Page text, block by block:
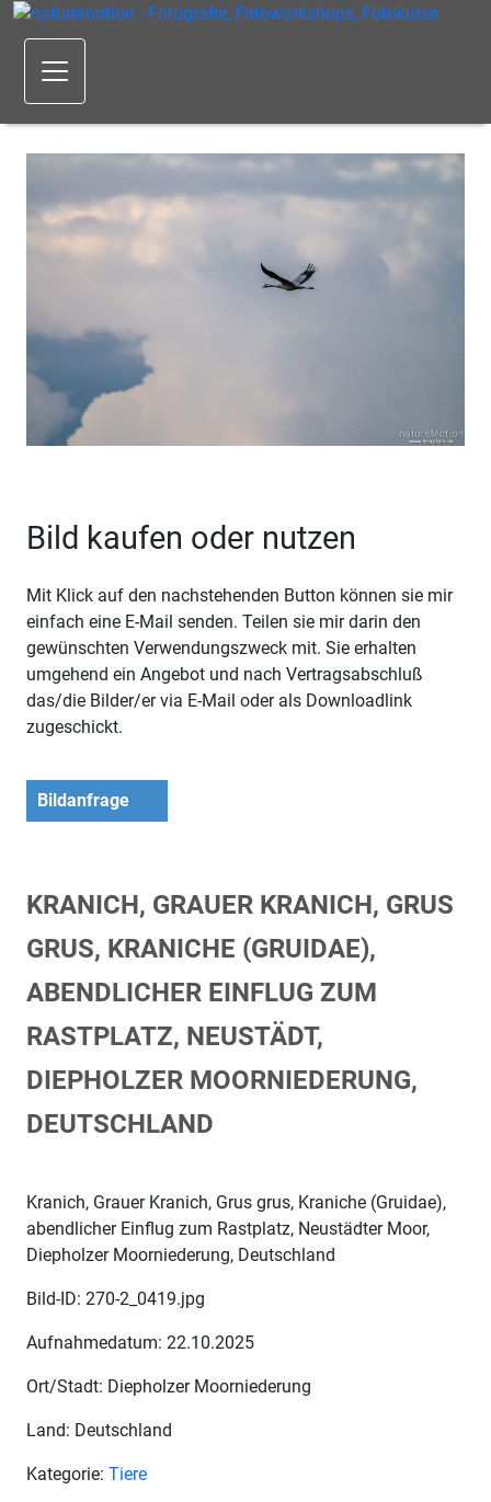
Bild kaufen oder nutzen
Mit Klick auf den nachstehenden Button können sie mir
einfach eine E-Mail senden. Teilen sie mir darin den
gewünschten Verwendungszweck mit. Sie erhalten
umgehend ein Angebot und nach Vertragsabschluß
das/die Bilder/er via E-Mail oder als Downloadlink
zugeschickt.
Bildanfrage
KRANICH, GRAUER KRANICH, GRUS
GRUS, KRANICHE (GRUIDAE),
ABENDLICHER EINFLUG ZUM
RASTPLATZ, NEUSTÄDT,
DIEPHOLZER MOORNIEDERUNG,
DEUTSCHLAND
Kranich, Grauer Kranich, Grus grus, Kraniche (Gruidae),
abendlicher Einflug zum Rastplatz, Neustädter Moor,
Diepholzer Moorniederung, Deutschland
Bild-ID: 270-2_0419.jpg
Aufnahmedatum: 22.10.2025
Ort/Stadt: Diepholzer Moorniederung
Land: Deutschland
Kategorie: Tiere